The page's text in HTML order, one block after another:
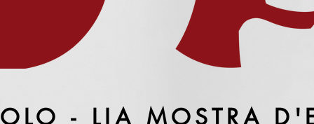
- LIA MOSTRA